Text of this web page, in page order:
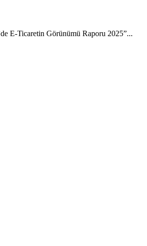
E-Ticaretin Görünümü Raporu 2025”...